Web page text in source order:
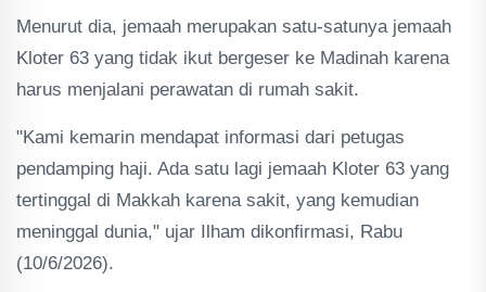
Menurut dia, jemaah merupakan satu-satunya jemaah
Kloter 63 yang tidak ikut bergeser ke Madinah karena
harus menjalani perawatan di rumah sakit.
"Kami kemarin mendapat informasi dari petugas
pendamping haji. Ada satu lagi jemaah Kloter 63 yang
tertinggal di Makkah karena sakit, yang kemudian
meninggal dunia," ujar Ilham dikonfirmasi, Rabu
(10/6/2026).